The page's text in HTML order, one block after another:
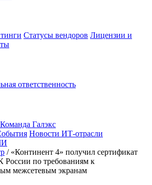
Статусы вендоров Лицензии и
ответственность
Команда Галэкс
Новости ИТ-отрасли
/ «Континент 4» получил сертификат
России по требованиям к
межсетевым экранам